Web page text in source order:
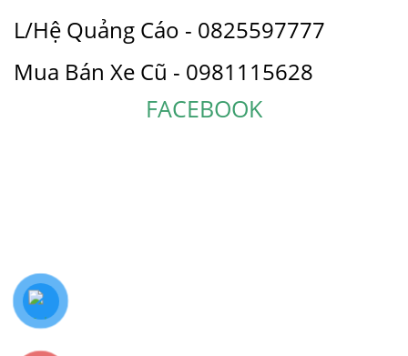
L/Hệ Quảng Cáo - 0825597777
Mua Bán Xe Cũ - 0981115628
FACEBOOK